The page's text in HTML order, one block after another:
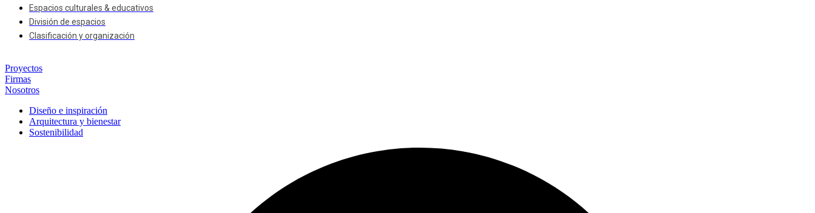
Espacios culturales & educativos
División de espacios
Clasificación y organización
Proyectos
Firmas
Nosotros
Diseño e inspiración
Arquitectura y bienestar
Sostenibilidad